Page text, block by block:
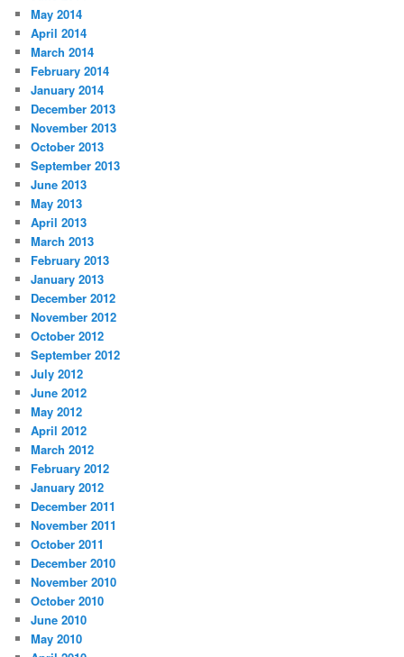
May 2014
April 2014
March 2014
February 2014
January 2014
December 2013
November 2013
October 2013
September 2013
June 2013
May 2013
April 2013
March 2013
February 2013
January 2013
December 2012
November 2012
October 2012
September 2012
July 2012
June 2012
May 2012
April 2012
March 2012
February 2012
January 2012
December 2011
November 2011
October 2011
December 2010
November 2010
October 2010
June 2010
May 2010